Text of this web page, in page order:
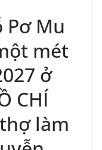
Pơ Mu
mét
ở
CHÍ
làm